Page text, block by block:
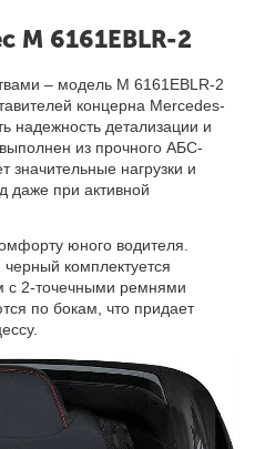
М 6161EBLR-2
– модель М 6161EBLR-2
концерна Mercedes-
надежность детализации и
из прочного АБС-
значительные нагрузки и
даже при активной
юного водителя.
комплектуется
с 2-точечными ремнями
по бокам, что придает